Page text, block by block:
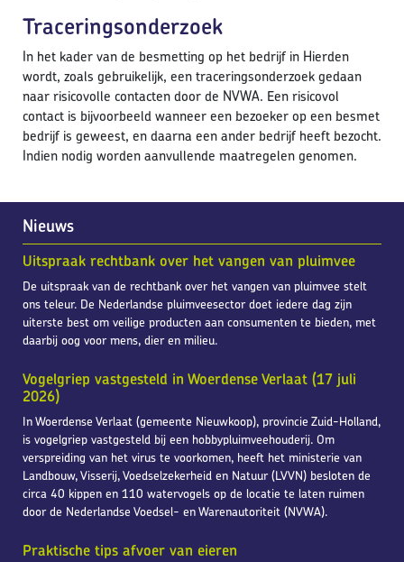
Nieuws
Uitspraak rechtbank over het vangen van pluimvee
De uitspraak van de rechtbank over het vangen van pluimvee stelt
ons teleur. De Nederlandse pluimveesector doet iedere dag zijn
uiterste best om veilige producten aan consumenten te bieden, met
daarbij oog voor mens, dier en milieu.
Vogelgriep vastgesteld in Woerdense Verlaat (17 juli
2026)
In Woerdense Verlaat (gemeente Nieuwkoop), provincie Zuid-Holland,
is vogelgriep vastgesteld bij een hobbypluimveehouderij. Om
verspreiding van het virus te voorkomen, heeft het ministerie van
Landbouw, Visserij, Voedselzekerheid en Natuur (LVVN) besloten de
circa 40 kippen en 110 watervogels op de locatie te laten ruimen
door de Nederlandse Voedsel- en Warenautoriteit (NVWA).
Praktische tips afvoer van eieren
Traceringsonderzoek
In het kader van de besmetting op het bedrijf in Hierden
wordt, zoals gebruikelijk, een traceringsonderzoek gedaan
naar risicovolle contacten door de NVWA. Een risicovol
contact is bijvoorbeeld wanneer een bezoeker op een besmet
bedrijf is geweest, en daarna een ander bedrijf heeft bezocht.
Indien nodig worden aanvullende maatregelen genomen.